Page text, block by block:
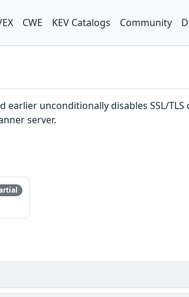
CWE KEV Catalogs Community
earlier unconditionally disables SSL/
server.